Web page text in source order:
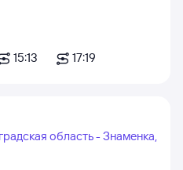
15:13 17:19
область - Знаменка,